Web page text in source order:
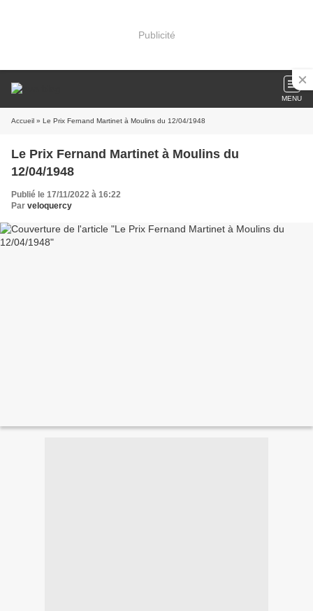
Publicité
MENU
Accueil » Le Prix Fernand Martinet à Moulins du 12/04/1948
Le Prix Fernand Martinet à Moulins du
12/04/1948
Publié le 17/11/2022 à 16:22
Par veloquercy